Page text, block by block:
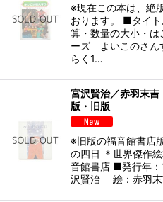
※現在この本は、絶
おります。 ■タイト
算・数量の大小・は
ーズ よいこのさ
らく1…
宮沢賢治／赤羽末
版・旧版
※旧版の福音館書店
の四日 ＊世界傑作
音館書店 ■発行年
沢賢治 絵：赤羽末